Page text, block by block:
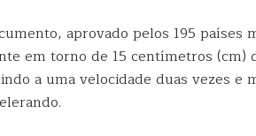
aprovado pelos 195 países
em torno de 15 centímetros (cm)
a uma velocidade duas vezes e